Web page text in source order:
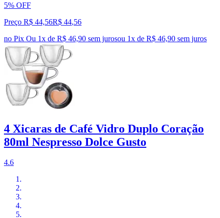
5% OFF
Preço R$ 44,56R$ 44,56
no Pix Ou 1x de R$ 46,90 sem jurosou 1x de R$ 46,90 sem juros
4 Xicaras de Café Vidro Duplo Coração
80ml Nespresso Dolce Gusto
4.6